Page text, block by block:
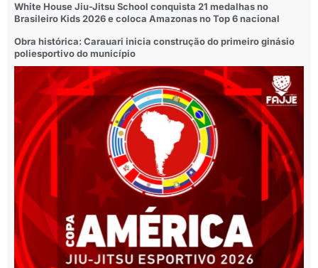
White House Jiu-Jitsu School conquista 21 medalhas no
Brasileiro Kids 2026 e coloca Amazonas no Top 6 nacional
Obra histórica: Carauari inicia construção do primeiro ginásio
poliesportivo do município